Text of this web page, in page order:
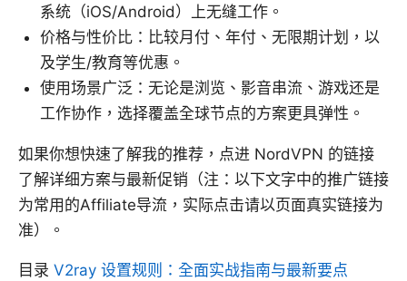
系统（iOS/Android）上无缝工作。
价格与性价比：比较月付、年付、无限期计划，以
及学生/教育等优惠。
使用场景广泛：无论是浏览、影音串流、游戏还是
工作协作，选择覆盖全球节点的方案更具弹性。
如果你想快速了解我的推荐，点进 NordVPN 的链接
了解详细方案与最新促销（注：以下文字中的推广链接
为常用的Affiliate导流，实际点击请以页面真实链接为
准）。
目录 V2ray 设置规则：全面实战指南与最新要点